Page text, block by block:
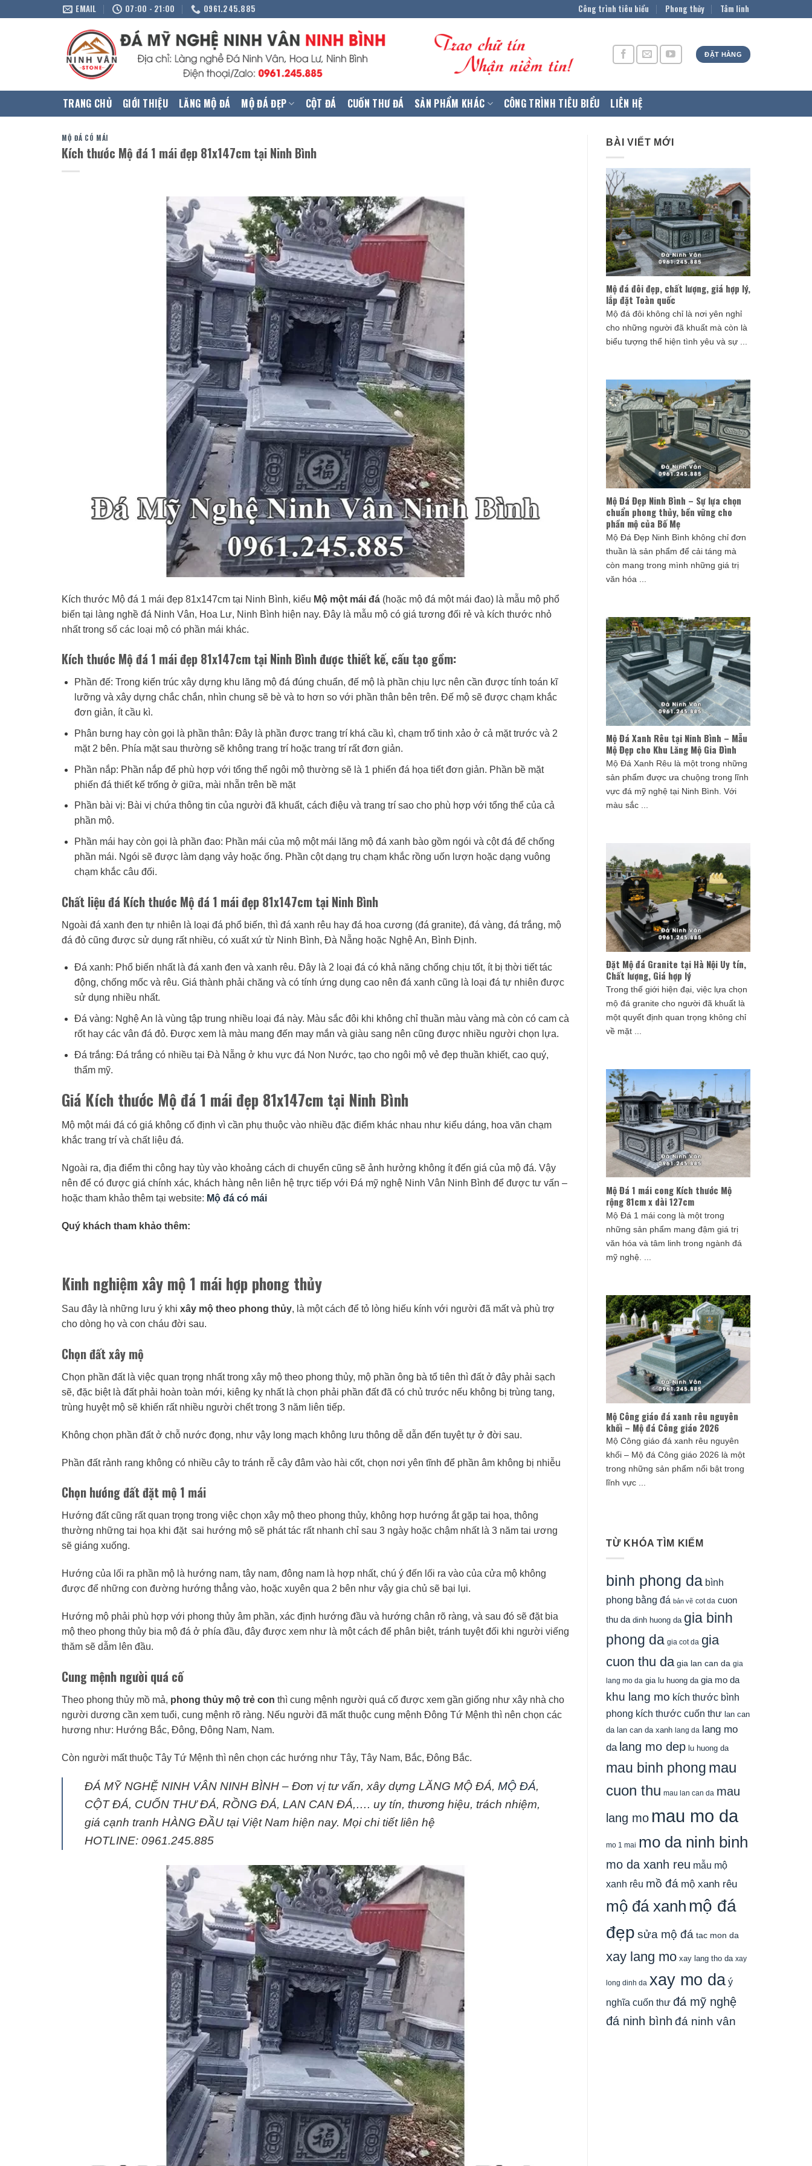
EMAIL 07:00 - 21:00 0961.245.885 Công trình tiêu biểu Phong thủy Tâm linh
ĐẶT HÀNG
TRANG CHỦ GIỚI THIỆU LĂNG MỘ ĐÁ MỘ ĐÁ ĐẸP CỘT ĐÁ CUỐN THƯ ĐÁ SẢN PHẨM KHÁC CÔNG TRÌNH TIÊU BIỂU LIÊN HỆ
MỘ ĐÁ CÓ MÁI
Kích thước Mộ đá 1 mái đẹp 81x147cm tại Ninh Bình
Kích thước Mộ đá 1 mái đẹp 81x147cm tại Ninh Bình, kiểu Mộ một mái đá (hoặc mộ đá một mái đao) là mẫu mộ phổ
biến tại làng nghề đá Ninh Vân, Hoa Lư, Ninh Bình hiện nay. Đây là mẫu mộ có giá tương đối rẻ và kích thước nhỏ
nhất trong số các loại mộ có phần mái khác.
Kích thước Mộ đá 1 mái đẹp 81x147cm tại Ninh Bình được thiết kế, cấu tạo gồm:
Phần đế: Trong kiến trúc xây dựng khu lăng mộ đá đúng chuẩn, đế mộ là phần chịu lực nên cần được tính toán kĩ
lưỡng và xây dựng chắc chắn, nhìn chung sẽ bè và to hơn so với phần thân bên trên. Đế mộ sẽ được chạm khắc
đơn giản, ít cầu kì.
Phân bưng hay còn gọi là phần thân: Đây là phần được trang trí khá cầu kì, chạm trổ tinh xảo ở cả mặt trước và 2
mặt 2 bên. Phía mặt sau thường sẽ không trang trí hoặc trang trí rất đơn giản.
Phần nắp: Phần nắp để phù hợp với tổng thể ngôi mộ thường sẽ là 1 phiến đá họa tiết đơn giản. Phần bề mặt
phiến đá thiết kế trống ở giữa, mài nhẵn trên bề mặt
Phần bài vị: Bài vị chứa thông tin của người đã khuất, cách điệu và trang trí sao cho phù hợp với tổng thể của cả
phần mộ.
Phần mái hay còn gọi là phần đao: Phần mái của mộ một mái lăng mộ đá xanh bào gồm ngói và cột đá để chống
phần mái. Ngói sẽ được làm dạng vảy hoặc ống. Phần cột dạng trụ chạm khắc rồng uốn lượn hoặc dạng vuông
chạm khắc câu đối.
Chất liệu đá Kích thước Mộ đá 1 mái đẹp 81x147cm tại Ninh Bình
Ngoài đá xanh đen tự nhiên là loại đá phổ biến, thì đá xanh rêu hay đá hoa cương (đá granite), đá vàng, đá trắng, mộ
đá đỏ cũng được sử dụng rất nhiều, có xuất xứ từ Ninh Bình, Đà Nẵng hoặc Nghệ An, Bình Định.
Đá xanh: Phổ biến nhất là đá xanh đen và xanh rêu. Đây là 2 loại đá có khả năng chống chịu tốt, ít bị thời tiết tác
động, chống mốc và rêu. Giá thành phải chăng và có tính ứng dụng cao nên đá xanh cũng là loại đá tự nhiên được
sử dụng nhiều nhất.
Đá vàng: Nghệ An là vùng tập trung nhiều loại đá này. Màu sắc đôi khi không chỉ thuần màu vàng mà còn có cam cà
rốt hay các vân đá đỏ. Được xem là màu mang đến may mắn và giàu sang nên cũng được nhiều người chọn lựa.
Đá trắng: Đá trắng có nhiều tại Đà Nẵng ở khu vực đá Non Nước, tạo cho ngôi mộ vẻ đẹp thuần khiết, cao quý,
thẩm mỹ.
Giá Kích thước Mộ đá 1 mái đẹp 81x147cm tại Ninh Bình
Mộ một mái đá có giá không cố định vì cần phụ thuộc vào nhiều đặc điểm khác nhau như kiểu dáng, hoa văn chạm
khắc trang trí và chất liệu đá.
Ngoài ra, địa điểm thi công hay tùy vào khoảng cách di chuyển cũng sẽ ảnh hưởng không ít đến giá của mộ đá. Vậy
nên để có được giá chính xác, khách hàng nên liên hệ trực tiếp với Đá mỹ nghệ Ninh Vân Ninh Bình để được tư vấn –
hoặc tham khảo thêm tại website: Mộ đá có mái
Quý khách tham khảo thêm:
Kinh nghiệm xây mộ 1 mái hợp phong thủy
Sau đây là những lưu ý khi xây mộ theo phong thủy, là một cách để tỏ lòng hiếu kính với người đã mất và phù trợ
cho dòng họ và con cháu đời sau.
Chọn đất xây mộ
Chọn phần đất là việc quan trọng nhất trong xây mộ theo phong thủy, mộ phần ông bà tổ tiên thì đất ở đây phải sạch
sẽ, đặc biệt là đất phải hoàn toàn mới, kiêng kỵ nhất là chọn phải phần đất đã có chủ trước nếu không bị trùng tang,
trùng huyệt mộ sẽ khiến rất nhiều người chết trong 3 năm liên tiếp.
Không chọn phần đất ở chỗ nước đọng, như vậy long mạch không lưu thông dễ dẫn đến tuyệt tự ở đời sau.
Phần đất rảnh rang không có nhiều cây to tránh rễ cây đâm vào hài cốt, chọn nơi yên tĩnh để phần âm không bị nhiễu
Chọn hướng đất đặt mộ 1 mái
Hướng đất cũng rất quan trọng trong việc chọn xây mộ theo phong thủy, không hợp hướng ắt gặp tai họa, thông
thường những tai họa khi đặt sai hướng mộ sẽ phát tác rất nhanh chỉ sau 3 ngày hoặc chậm nhất là 3 năm tai ương
sẽ giáng xuống.
Hướng của lối ra phần mộ là hướng nam, tây nam, đông nam là hợp nhất, chú ý đến lối ra vào của cửa mộ không
được để những con đường hướng thẳng vào, hoặc xuyên qua 2 bên như vậy gia chủ sẽ bại lụi.
Hướng mộ phải phù hợp với phong thủy âm phần, xác định hướng đầu và hướng chân rõ ràng, và sau đó sẽ đặt bia
mộ theo phong thủy bia mộ đá ở phía đầu, đây được xem như là một cách để phân biệt, tránh tuyệt đối khi người viếng
thăm sẽ dẫm lên đầu.
Cung mệnh người quá cố
Theo phong thủy mồ mả, phong thủy mộ trẻ con thì cung mệnh người quá cố được xem gần giống như xây nhà cho
người dương cần xem tuổi, cung mệnh rõ ràng. Nếu người đã mất thuộc cung mệnh Đông Tứ Mệnh thì nên chọn các
hương như: Hướng Bắc, Đông, Đông Nam, Nam.
Còn người mất thuộc Tây Tứ Mệnh thì nên chọn các hướng như Tây, Tây Nam, Bắc, Đông Bắc.
ĐÁ MỸ NGHỆ NINH VÂN NINH BÌNH – Đơn vị tư vấn, xây dựng LĂNG MỘ ĐÁ, MỘ ĐÁ,
CỘT ĐÁ, CUỐN THƯ ĐÁ, RỒNG ĐÁ, LAN CAN ĐÁ,…. uy tín, thương hiệu, trách nhiệm,
giá cạnh tranh HÀNG ĐẦU tại Việt Nam hiện nay. Mọi chi tiết liên hệ
HOTLINE: 0961.245.885
BÀI VIẾT MỚI
Mộ đá đôi đẹp, chất lượng, giá hợp lý,
lắp đặt Toàn quốc
Mộ đá đôi không chỉ là nơi yên nghỉ
cho những người đã khuất mà còn là
biểu tượng thể hiện tình yêu và sự ...
Mộ Đá Đẹp Ninh Bình – Sự lựa chọn
chuẩn phong thủy, bền vững cho
phần mộ của Bố Mẹ
Mộ Đá Đẹp Ninh Bình không chỉ đơn
thuần là sản phẩm để cải táng mà
còn mang trong mình những giá trị
văn hóa ...
Mộ Đá Xanh Rêu tại Ninh Bình – Mẫu
Mộ Đẹp cho Khu Lăng Mộ Gia Đình
Mộ Đá Xanh Rêu là một trong những
sản phẩm được ưa chuộng trong lĩnh
vực đá mỹ nghệ tại Ninh Bình. Với
màu sắc ...
Đặt Mộ đá Granite tại Hà Nội Uy tín,
Chất lượng, Giá hợp lý
Trong thế giới hiện đại, việc lựa chọn
mộ đá granite cho người đã khuất là
một quyết định quan trọng không chỉ
về mặt ...
Mộ Đá 1 mái cong Kích thước Mộ
rộng 81cm x dài 127cm
Mộ Đá 1 mái cong là một trong
những sản phẩm mang đậm giá trị
văn hóa và tâm linh trong ngành đá
mỹ nghệ. ...
Mộ Công giáo đá xanh rêu nguyên
khối – Mộ đá Công giáo 2026
Mộ Công giáo đá xanh rêu nguyên
khối – Mộ đá Công giáo 2026 là một
trong những sản phẩm nổi bật trong
lĩnh vực ...
TỪ KHÓA TÌM KIẾM
binh phong da bình
phong bằng đá bản vẽ cot da cuon
thu da dinh huong da gia binh
phong da gia cot da gia
cuon thu da gia lan can da gia
lang mo da gia lu huong da gia mo da
khu lang mo kích thước bình
phong kích thước cuốn thư lan can
da lan can da xanh lang da lang mo
da lang mo dep lu huong da
mau binh phong mau
cuon thu mau lan can da mau
lang mo mau mo da
mo 1 mai mo da ninh binh
mo da xanh reu mẫu mộ
xanh rêu mồ đá mộ xanh rêu
mộ đá xanh mộ đá
đẹp sửa mộ đá tac mon da
xay lang mo xay lang tho da xay
long dinh da xay mo da ý
nghĩa cuốn thư đá mỹ nghệ
đá ninh bình đá ninh vân